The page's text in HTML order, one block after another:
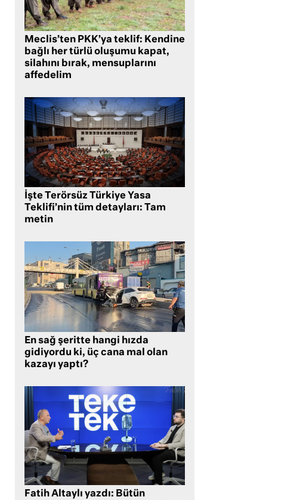
Meclis’ten PKK’ya teklif: Kendine
bağlı her türlü oluşumu kapat,
silahını bırak, mensuplarını
affedelim
İşte Terörsüz Türkiye Yasa
Teklifi’nin tüm detayları: Tam
metin
En sağ şeritte hangi hızda
gidiyordu ki, üç cana mal olan
kazayı yaptı?
Fatih Altaylı yazdı: Bütün